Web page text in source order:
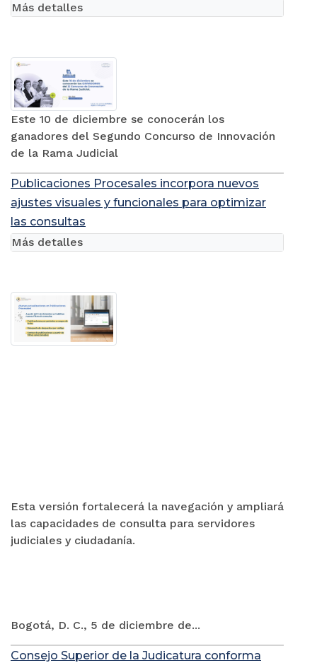
Este 10 de diciembre se conocerán los
ganadores del Segundo Concurso de Innovación
de la Rama Judicial
Más detalles
Publicaciones Procesales incorpora nuevos
ajustes visuales y funcionales para optimizar
las consultas
Esta versión fortalecerá la navegación y ampliará
las capacidades de consulta para servidores
judiciales y ciudadanía.
Bogotá, D. C., 5 de diciembre de...
Más detalles
Consejo Superior de la Judicatura conforma